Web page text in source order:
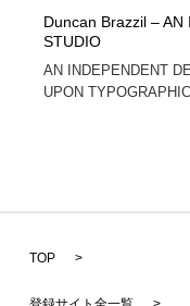
Duncan Brazzil – AN
STUDIO
AN INDEPENDENT
UPON TYPOGRAPHIC
TOP >